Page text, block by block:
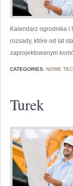
Kalendarz ogrodnika i
rozsady, które od lat
zaprojektowanym
CATEGORIES: NOWE
Turek